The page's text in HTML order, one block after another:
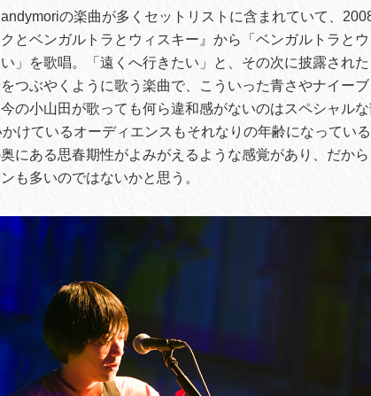
の楽曲が多くセットリストに含まれていて、
とベンガルトラとウィスキー』から「ベンガルトラと
」を歌唱。「遠くへ行きたい」と、その次に披露され
つぶやくように歌う楽曲で、こういった青さやナイーブ
の小山田が歌っても何ら違和感がないのはスペシャルな
けているオーディエンスもそれなりの年齢になってい
にある思春期性がよみがえるような感覚があり、だか
も多いのではないかと思う。